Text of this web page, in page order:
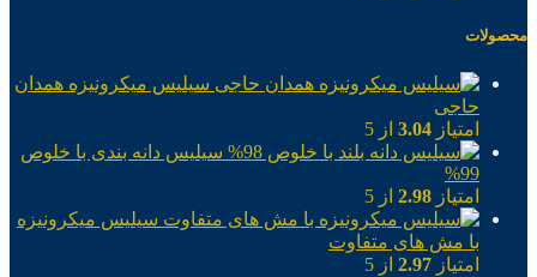
محصولات
سیلیس میکرونیزه همدان
حاجی
امتیاز 3.04 از 5
سیلیس دانه بندی با خلوص
99%
امتیاز 2.98 از 5
سیلیس میکرونیزه
با مش های متفاوت
امتیاز 2.97 از 5